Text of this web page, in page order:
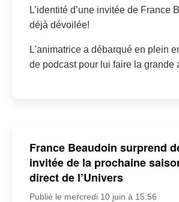
L’identité d’une invitée de France
déjà dévoilée!
L'animatrice a débarqué en plein
de podcast pour lui faire la grande
France Beaudoin surprend
invitée de la prochaine
direct de l’Univers
Publié le mercredi 10 juin à 15:56